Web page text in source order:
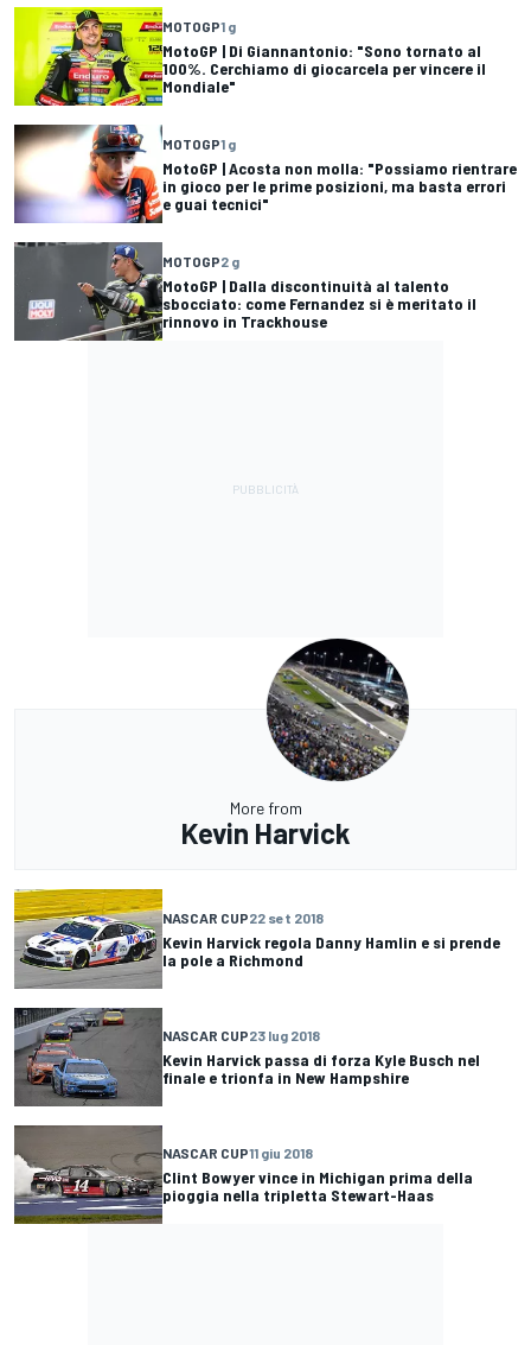
MOTOGP1 g
MotoGP | Di Giannantonio: "Sono tornato al
100%. Cerchiamo di giocarcela per vincere il
Mondiale"
MOTOGP1 g
MotoGP | Acosta non molla: "Possiamo rientrare
in gioco per le prime posizioni, ma basta errori
e guai tecnici"
MOTOGP2 g
MotoGP | Dalla discontinuità al talento
sbocciato: come Fernandez si è meritato il
rinnovo in Trackhouse
More from
Kevin Harvick
NASCAR CUP22 set 2018
Kevin Harvick regola Danny Hamlin e si prende
la pole a Richmond
NASCAR CUP23 lug 2018
Kevin Harvick passa di forza Kyle Busch nel
finale e trionfa in New Hampshire
NASCAR CUP11 giu 2018
Clint Bowyer vince in Michigan prima della
pioggia nella tripletta Stewart-Haas